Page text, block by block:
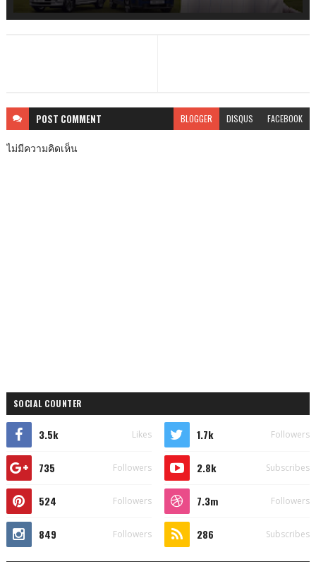
POST COMMENT BLOGGER DISQUS FACEBOOK
ไม่มีความคิดเห็น
SOCIAL COUNTER
3.5k Likes 1.7k Followers
735 Followers 2.8k Subscribes
524 Followers 7.3m Followers
849 Followers 286 Subscribes